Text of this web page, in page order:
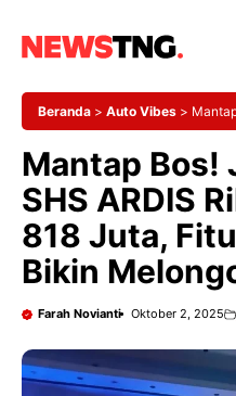
Beranda > Auto Vibes >
Mantap Bos!
SHS ARDIS
818 Juta,
Bikin
Farah Novianti Oktober 2, 2025